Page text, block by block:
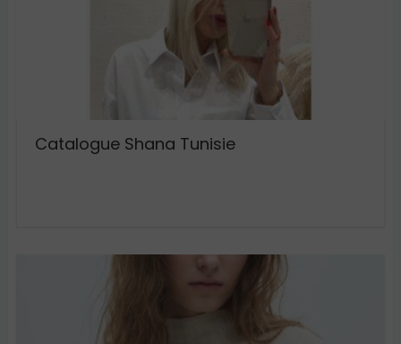
Catalogue Shana Tunisie